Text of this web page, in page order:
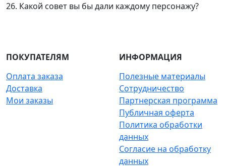
26. Какой совет вы бы дали каждому персонажу?
ПОКУПАТЕЛЯМ
Оплата заказа
Доставка
Мои заказы
ИНФОРМАЦИЯ
Полезные материалы
Сотрудничество
Партнерская программа
Публичная оферта
Политика обработки
данных
Согласие на обработку
данных